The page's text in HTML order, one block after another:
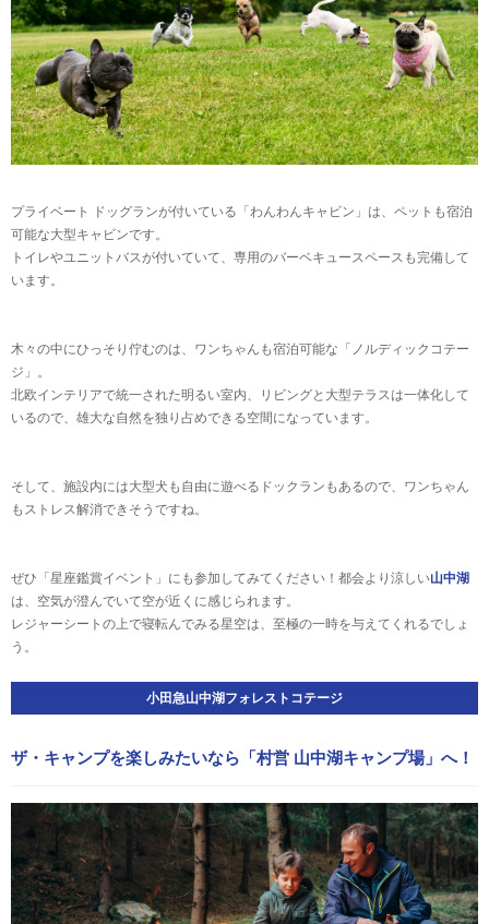
プライベート ドッグランが付いている「わんわんキャビン」は、ペットも宿泊
可能な大型キャビンです。
トイレやユニットバスが付いていて、専用のバーベキュースペースも完備して
います。
木々の中にひっそり佇むのは、ワンちゃんも宿泊可能な「ノルディックコテー
ジ」。
北欧インテリアで統一された明るい室内、リビングと大型テラスは一体化して
いるので、雄大な自然を独り占めできる空間になっています。
そして、施設内には大型犬も自由に遊べるドックランもあるので、ワンちゃん
もストレス解消できそうですね。
ぜひ「星座鑑賞イベント」にも参加してみてください！都会より涼しい山中湖
は、空気が澄んでいて空が近くに感じられます。
レジャーシートの上で寝転んでみる星空は、至極の一時を与えてくれるでしょ
う。
小田急山中湖フォレストコテージ
ザ・キャンプを楽しみたいなら「村営 山中湖キャンプ場」へ！